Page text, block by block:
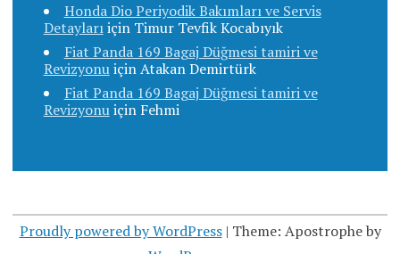
Honda Dio Periyodik Bakımları ve Servis
Detaylarıiçin Timur Tevfik Kocabıyık
Fiat Panda 169 Bagaj Düğmesi tamiri ve
RevizyonuiçinAtakan Demirtürk
Fiat Panda 169 Bagaj Düğmesi tamiri ve
Revizyonuiçin Fehmi
Proudly powered by WordPress | Theme: Apostrophe by